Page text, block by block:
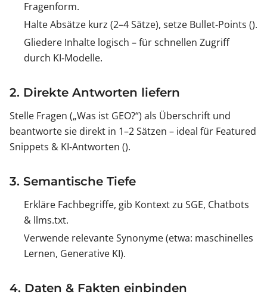
Fragenform.
Halte Absätze kurz (2–4 Sätze), setze Bullet‑Points ().
Gliedere Inhalte logisch – für schnellen Zugriff
durch KI‑Modelle.
2. Direkte Antworten liefern
Stelle Fragen („Was ist GEO?“) als Überschrift und
beantworte sie direkt in 1–2 Sätzen – ideal für Featured
Snippets & KI‑Antworten ().
3. Semantische Tiefe
Erkläre Fachbegriffe, gib Kontext zu SGE, Chatbots
& llms.txt.
Verwende relevante Synonyme (etwa: maschinelles
Lernen, Generative KI).
4. Daten & Fakten einbinden